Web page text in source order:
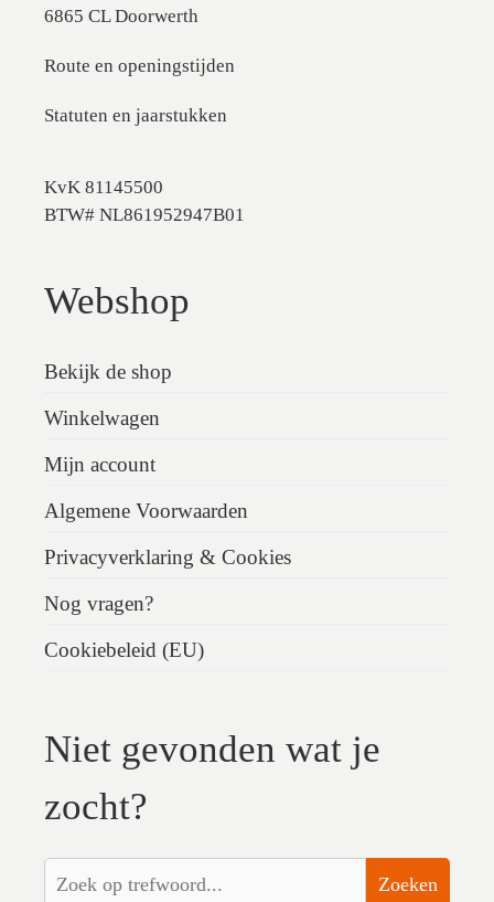
6865 CL Doorwerth
Route en openingstijden
Statuten en jaarstukken
KvK 81145500
BTW# NL861952947B01
Webshop
Bekijk de shop
Winkelwagen
Mijn account
Algemene Voorwaarden
Privacyverklaring & Cookies
Nog vragen?
Cookiebeleid (EU)
Niet gevonden wat je
zocht?
Zoeken